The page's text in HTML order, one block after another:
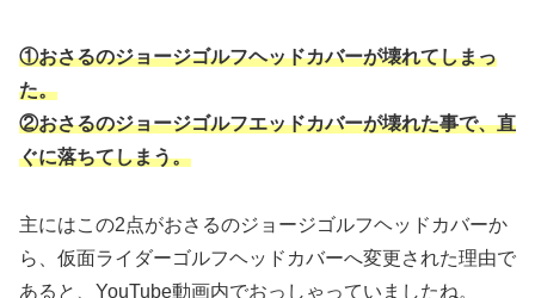
①おさるのジョージゴルフヘッドカバーが壊れてしまっ
た。
②おさるのジョージゴルフエッドカバーが壊れた事で、直
ぐに落ちてしまう。
主にはこの2点がおさるのジョージゴルフヘッドカバーか
ら、仮面ライダーゴルフヘッドカバーへ変更された理由で
あると、YouTube動画内でおっしゃっていましたね。